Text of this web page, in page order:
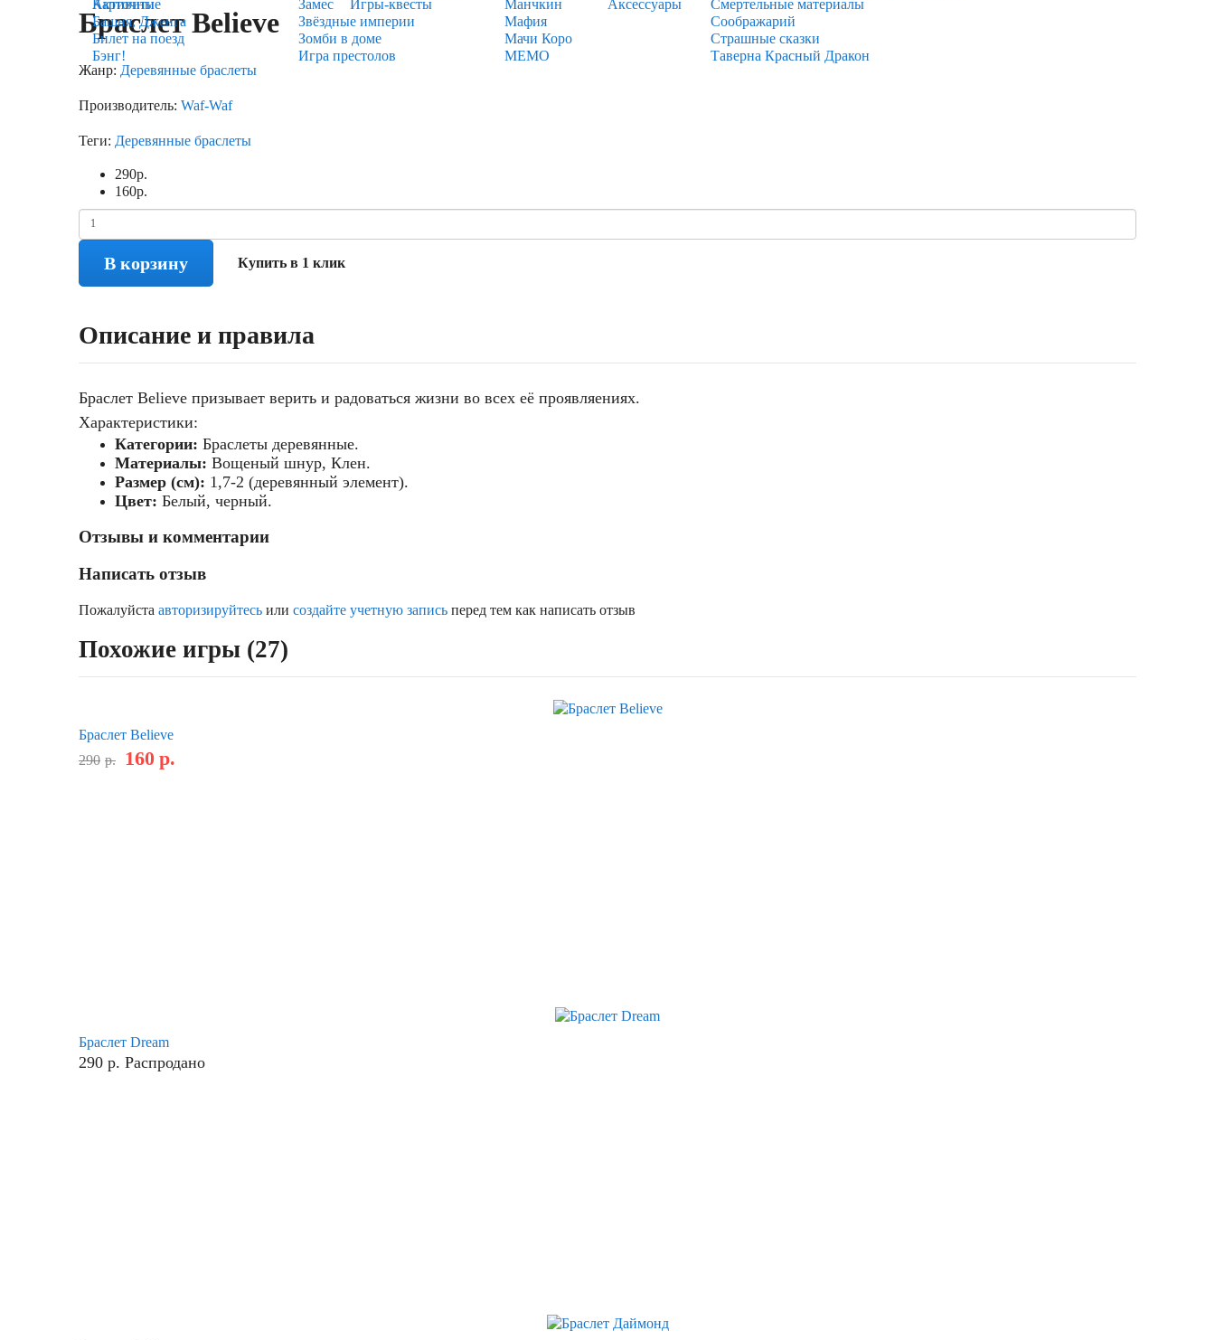
Карточные
Игры-квесты
Аксессуары
Активити
Башня, Дженга
Билет на поезд
Бэнг!
Замес
Звёздные империи
Зомби в доме
Игра престолов
Манчкин
Мафия
Мачи Коро
МЕМО
Смертельные материалы
Соображарий
Страшные сказки
Таверна Красный Дракон
Браслет Believe
Жанр: Деревянные браслеты
Производитель: Waf-Waf
Теги: Деревянные браслеты
290р.
160р.
В корзину Купить в 1 клик
Описание и правила
Браслет Believe призывает верить и радоваться жизни во всех её проявляениях.
Характеристики:
Категории: Браслеты деревянные.
Материалы: Вощеный шнур, Клен.
Размер (см): 1,7-2 (деревянный элемент).
Цвет: Белый, черный.
Отзывы и комментарии
Написать отзыв
Пожалуйста авторизируйтесь или создайте учетную запись перед тем как написать отзыв
Похожие игры (27)
Браслет Believe
290 р. 160 р.
Браслет Dream
290 р. Распродано